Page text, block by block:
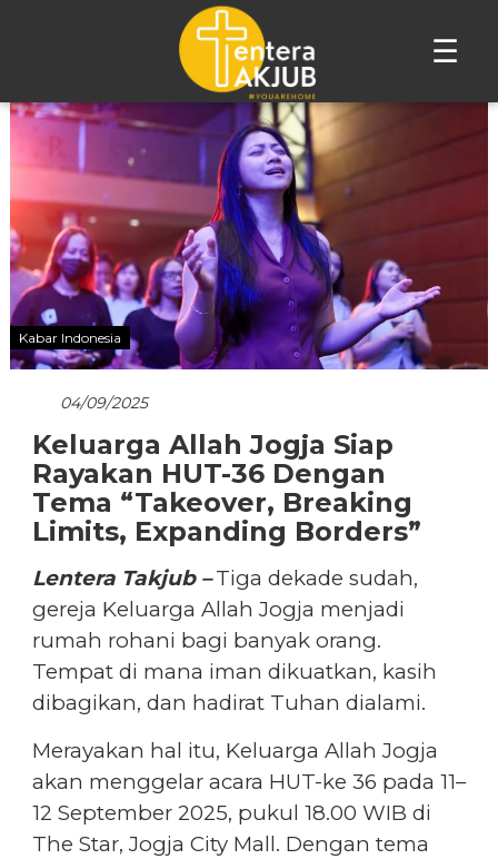
☰
Lompat
Kabar Indonesia
04/09/2025
Keluarga Allah Jogja Siap
Rayakan HUT-36 Dengan
Tema “Takeover, Breaking
Limits, Expanding Borders”
Lentera Takjub – Tiga dekade sudah,
gereja Keluarga Allah Jogja menjadi
rumah rohani bagi banyak orang.
Tempat di mana iman dikuatkan, kasih
dibagikan, dan hadirat Tuhan dialami.
Merayakan hal itu, Keluarga Allah Jogja
akan menggelar acara HUT-ke 36 pada 11–
12 September 2025, pukul 18.00 WIB di
The Star, Jogja City Mall. Dengan tema